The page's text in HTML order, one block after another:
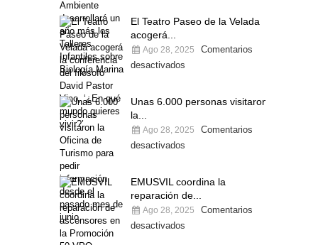
El Teatro Paseo de la Velada
acogerá...
Ago 28, 2025
Comentarios
desactivados
Unas 6.000 personas visitaron
la...
Ago 28, 2025
Comentarios
desactivados
EMUSVIL coordina la
reparación de...
Ago 28, 2025
Comentarios
desactivados